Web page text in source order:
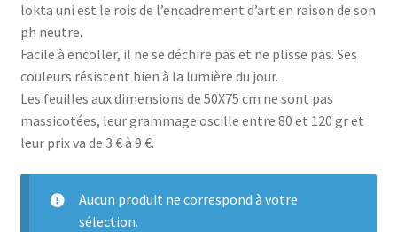
lokta uni est le rois de l’encadrement d’art en raison de son
ph neutre.
Facile à encoller, il ne se déchire pas et ne plisse pas. Ses
couleurs résistent bien à la lumière du jour.
Les feuilles aux dimensions de 50X75 cm ne sont pas
massicotées, leur grammage oscille entre 80 et 120 gr et
leur prix va de 3 € à 9 €.
Aucun produit ne correspond à votre
sélection.